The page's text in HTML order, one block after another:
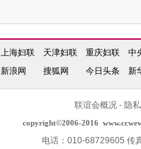
上海妇联 天津妇联 重庆妇联
中
新浪网 搜狐网 今日头条 新
联谊会概况 - 隐
copyright©2006-2016
电话：010-68729605 传